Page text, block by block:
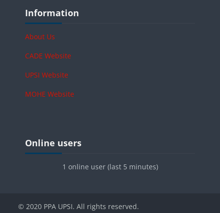
Blocks
Information
About Us
CADE Website
UPSI Website
MOHE Website
Blocks
Online users
1 online user (last 5 minutes)
© 2020 PPA UPSI. All rights reserved.